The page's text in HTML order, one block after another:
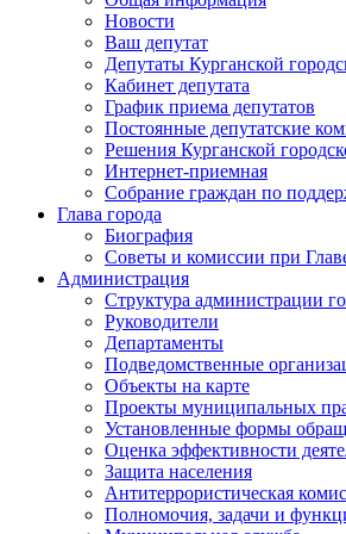
Новости
Ваш депутат
Депутаты Курганской
Кабинет депутата
График приема депутатов
Постоянные депутатские
Решения Курганской
Интернет-приемная
Собрание граждан по
Глава города
Биография
Советы и комиссии при
Администрация
Структура администрации
Руководители
Департаменты
Подведомственные
Объекты на карте
Проекты муниципальных
Установленные формы
Оценка эффективности
Защита населения
Антитеррористическая
Полномочия, задачи и